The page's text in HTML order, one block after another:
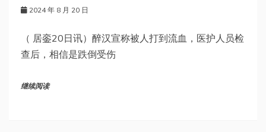
2024 年 8 月 20 日
（ 居銮20日讯）醉汉宣称被人打到流血，医护人员检
查后，相信是跌倒受伤
继续阅读